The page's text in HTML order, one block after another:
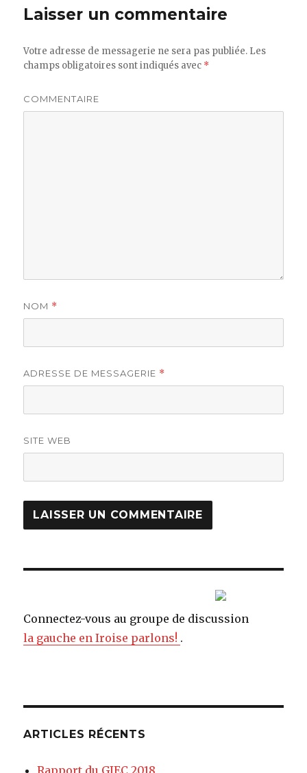
Laisser un commentaire
Votre adresse de messagerie ne sera pas publiée. Les
champs obligatoires sont indiqués avec *
COMMENTAIRE
NOM *
ADRESSE DE MESSAGERIE *
SITE WEB
Connectez-vous au groupe de discussion
la gauche en Iroise parlons! .
ARTICLES RÉCENTS
Rapport du GIEC 2018